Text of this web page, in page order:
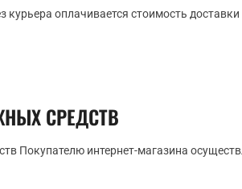
курьера оплачивается стоимость доставки
СРЕДСТВ
Покупателю интернет-магазина